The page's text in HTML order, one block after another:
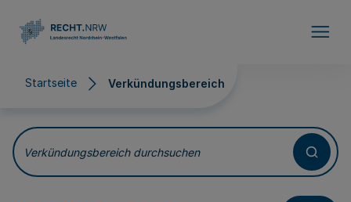
Startseite Verkündungsbereich
Verkündungsbereich
Verkündungsbereich durchsuchen